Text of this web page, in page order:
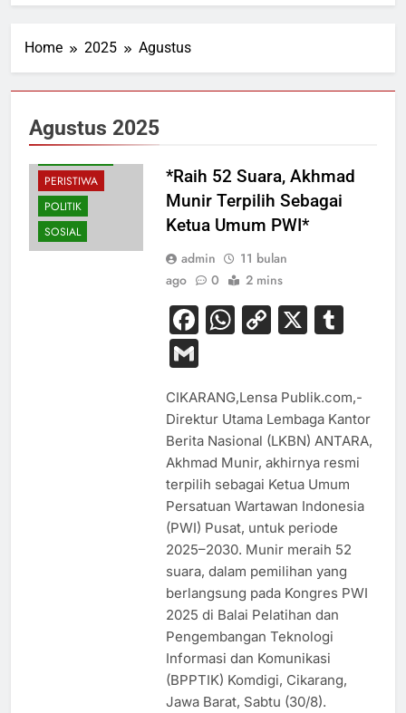
Home 2025 Agustus
Agustus 2025
NASIONAL
PERISTIWA
POLITIK
SOSIAL
*Raih 52 Suara, Akhmad
Munir Terpilih Sebagai
Ketua Umum PWI*
admin
11 bulan
ago
0 2 mins
Facebook
WhatsApp
Copy
X
Gmail
CIKARANG,Lensa Publik.com,-
Direktur Utama Lembaga Kantor
Berita Nasional (LKBN) ANTARA,
Akhmad Munir, akhirnya resmi
terpilih sebagai Ketua Umum
Persatuan Wartawan Indonesia
(PWI) Pusat, untuk periode
2025–2030. Munir meraih 52
suara, dalam pemilihan yang
berlangsung pada Kongres PWI
2025 di Balai Pelatihan dan
Pengembangan Teknologi
Informasi dan Komunikasi
(BPPTIK) Komdigi, Cikarang,
Jawa Barat, Sabtu (30/8).